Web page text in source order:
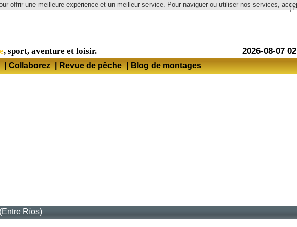
offrir une meilleure expérience et un meilleur service. Pour naviguer ou utiliser nos services,
Langue
2026-08-07
, sport, aventure et loisir.
| Collaborez | Revue de pêche | Blog de montages
Ríos)